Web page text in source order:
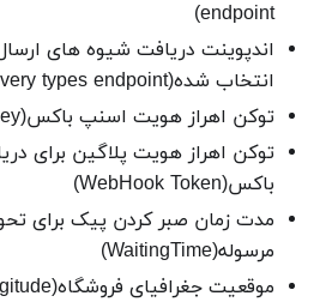
endpoint)
اندپوینت دریافت شیوه های
انتخاب شده(API Delivery types endpoint)
توکن اهراز هویت اسنپ باکس(API Key)
توکن اهراز هویت پلاگین برای
باکس(WebHook Token)
مدت زمان صبر کردن پیک برای
مرسوله(WaitingTime)
موقعیت جغرافیای فروشگاه(Latitude, Longitude)